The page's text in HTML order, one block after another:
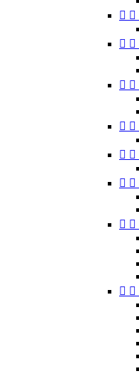
 
 
 
 
 
 
 
 